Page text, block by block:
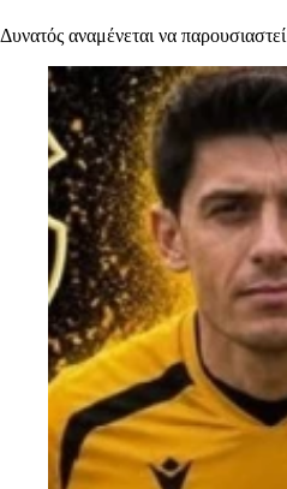
Δυνατός αναμένεται να